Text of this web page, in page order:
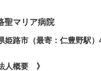
聖マリア病院
姫路市（最寄：仁豊野駅）
人概要 》